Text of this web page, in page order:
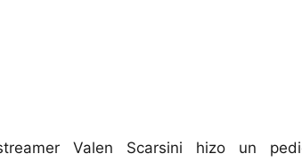
Valen Scarsini hizo un